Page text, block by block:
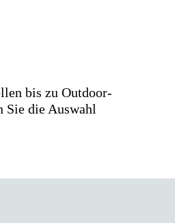
bis zu Outdoor-
Sie die Auswahl